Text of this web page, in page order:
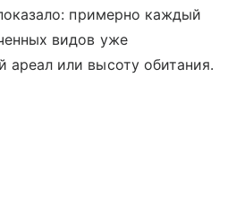
примерно каждый
видов уже
ареал или высоту обитания.